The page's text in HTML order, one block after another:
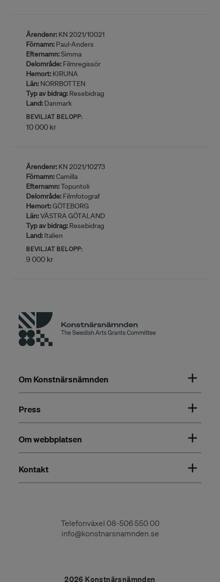
Ärendenr: KN 2021/10021
Förnamn: Paul-Anders
Efternamn:Simma
Delområde: Filmregissör
Hemort: KIRUNA
Län: NORRBOTTEN
Typ av bidrag: Resebidrag
Land: Danmark
BEVILJAT BELOPP:
10 000 kr
Ärendenr: KN 2021/10273
Förnamn:Camilla
Efternamn:Topuntoli
Delområde: Filmfotograf
Hemort:GÖTEBORG
Län:VÄSTRA GÖTALAND
Typ av bidrag: Resebidrag
Land: Italien
BEVILJAT BELOPP:
9 000 kr
Om Konstnärsnämnden
Press
Om webbplatsen
Kontakt
Telefonväxel 08-506 550 00
info@konstnarsnamnden.se
2026 Konstnärsnämnden